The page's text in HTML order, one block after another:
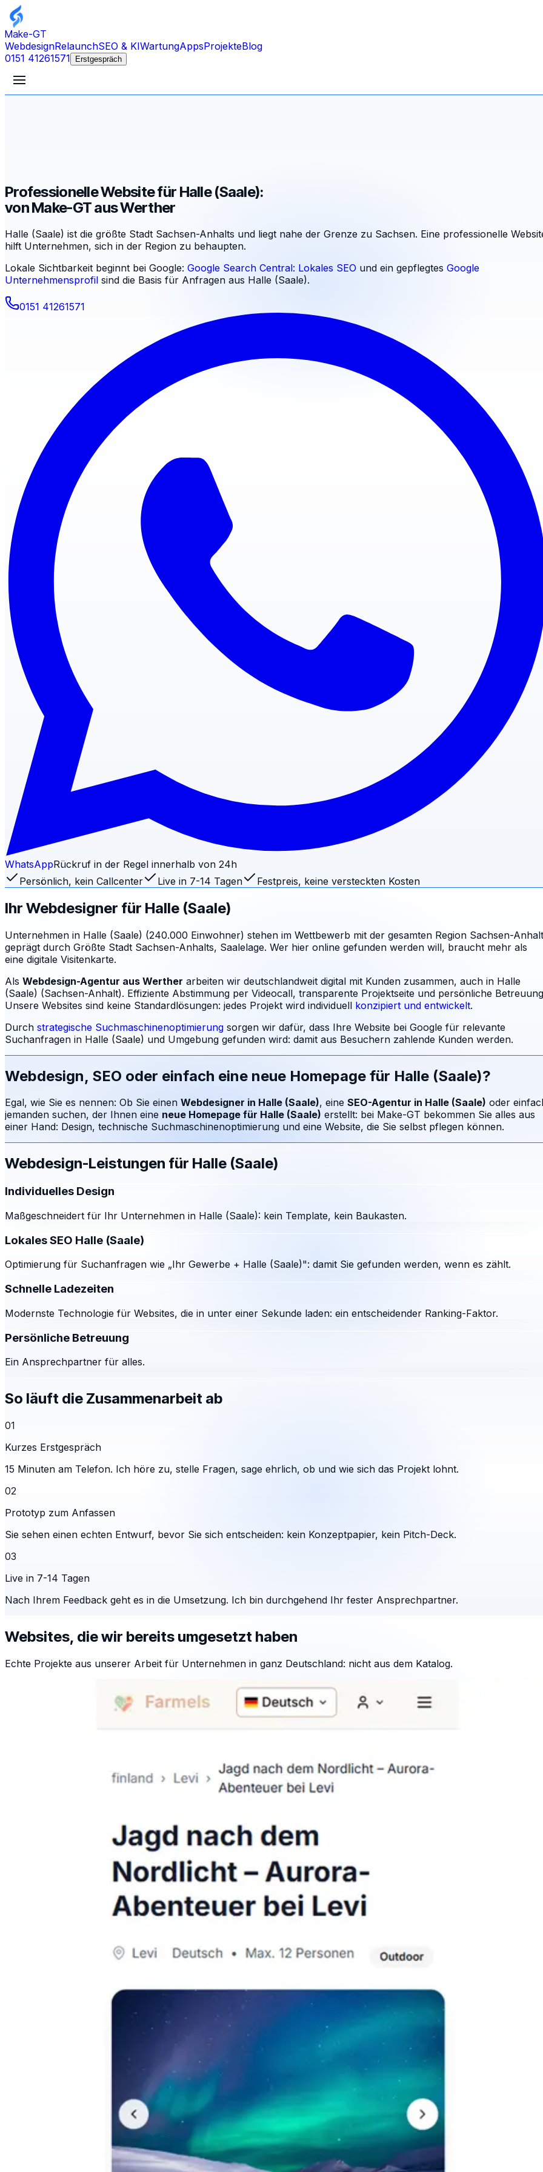
Make-GT
WebdesignRelaunchSEO & KIWartungAppsProjekteBlog
0151 41261571
Erstgespräch
Professionelle Website für Halle (Saale):
von Make-GT aus Werther
Halle (Saale) ist die größte Stadt Sachsen-Anhalts und liegt nahe der Grenze zu Sachsen. Eine professionelle
hilft Unternehmen, sich in der Region zu behaupten.
Lokale Sichtbarkeit beginnt bei Google: Google Search Central: Lokales SEO und ein gepflegtes Google
Unternehmensprofil sind die Basis für Anfragen aus Halle (Saale).
0151 41261571
WhatsAppRückruf in der Regel innerhalb von 24h
Persönlich, kein Callcenter
Live in 7-14 Tagen Festpreis, keine versteckten Kosten
Ihr Webdesigner für Halle (Saale)
Unternehmen in Halle (Saale) (240.000 Einwohner) stehen im Wettbewerb mit der gesamten Region Sachsen-
geprägt durch Größte Stadt Sachsen-Anhalts, Saalelage. Wer hier online gefunden werden will, braucht mehr als
eine digitale Visitenkarte.
Als Webdesign-Agentur aus Werther arbeiten wir deutschlandweit digital mit Kunden zusammen, auch in Halle
(Saale) (Sachsen-Anhalt). Effiziente Abstimmung per Videocall, transparente Projektseite und persönliche
Unsere Websites sind keine Standardlösungen: jedes Projekt wird individuell konzipiert und entwickelt.
Durch strategische Suchmaschinenoptimierung sorgen wir dafür, dass Ihre Website bei Google für relevante
Suchanfragen in Halle (Saale) und Umgebung gefunden wird: damit aus Besuchern zahlende Kunden werden.
Webdesign, SEO oder einfach eine neue Homepage für Halle (Saale)?
Egal, wie Sie es nennen: Ob Sie einen Webdesigner in Halle (Saale), eine SEO-Agentur in Halle (Saale) oder
jemanden suchen, der Ihnen eine neue Homepage für Halle (Saale) erstellt: bei Make-GT bekommen Sie alles aus
einer Hand: Design, technische Suchmaschinenoptimierung und eine Website, die Sie selbst pflegen können.
Webdesign-Leistungen für Halle (Saale)
Individuelles Design
Maßgeschneidert für Ihr Unternehmen in Halle (Saale): kein Template, kein Baukasten.
Lokales SEO Halle (Saale)
Optimierung für Suchanfragen wie „Ihr Gewerbe + Halle (Saale)": damit Sie gefunden werden, wenn es zählt.
Schnelle Ladezeiten
Modernste Technologie für Websites, die in unter einer Sekunde laden: ein entscheidender Ranking-Faktor.
Persönliche Betreuung
Ein Ansprechpartner für alles.
So läuft die Zusammenarbeit ab
01
Kurzes Erstgespräch
15 Minuten am Telefon. Ich höre zu, stelle Fragen, sage ehrlich, ob und wie sich das Projekt lohnt.
02
Prototyp zum Anfassen
Sie sehen einen echten Entwurf, bevor Sie sich entscheiden: kein Konzeptpapier, kein Pitch-Deck.
03
Live in 7-14 Tagen
Nach Ihrem Feedback geht es in die Umsetzung. Ich bin durchgehend Ihr fester Ansprechpartner.
Websites, die wir bereits umgesetzt haben
Echte Projekte aus unserer Arbeit für Unternehmen in ganz Deutschland: nicht aus dem Katalog.